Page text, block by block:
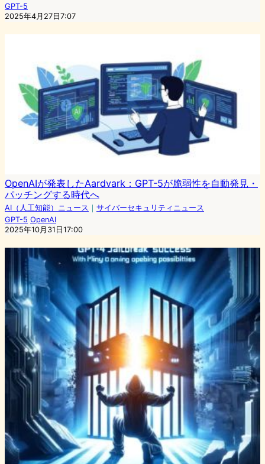
GPT-5
2025年4月27日7:07
OpenAIが発表したAardvark：GPT-5が脆弱性を自動発見・
パッチングする時代へ
AI（人工知能）ニュース ｜ サイバーセキュリティニュース
GPT-5 OpenAI
2025年10月31日17:00